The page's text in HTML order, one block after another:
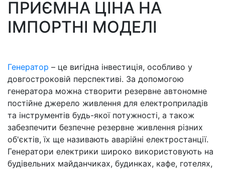
ПРИЄМНА ЦІНА НА
ІМПОРТНІ МОДЕЛІ
Генератор – це вигідна інвестиція, особливо у
довгостроковій перспективі. За допомогою
генератора можна створити резервне автономне
постійне джерело живлення для електроприладів
та інструментів будь-якої потужності, а також
забезпечити безпечне резервне живлення різних
об'єктів, їх ще називають аварійні електростанції.
Генератори електрики широко використовують на
будівельних майданчиках, будинках, кафе, готелях,